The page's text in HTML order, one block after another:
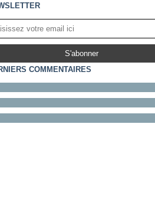
COMMENTAIRES